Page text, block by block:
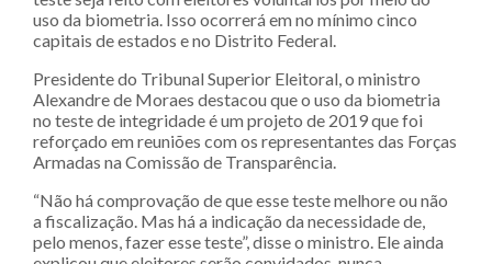
uso da biometria. Isso ocorrerá em no mínimo cinco
capitais de estados e no Distrito Federal.
Presidente do Tribunal Superior Eleitoral, o ministro
Alexandre de Moraes destacou que o uso da biometria
no teste de integridade é um projeto de 2019 que foi
reforçado em reuniões com os representantes das Forças
Armadas na Comissão de Transparência.
“Não há comprovação de que esse teste melhore ou não
a fiscalização. Mas há a indicação da necessidade de,
pelo menos, fazer esse teste”, disse o ministro. Ele ainda